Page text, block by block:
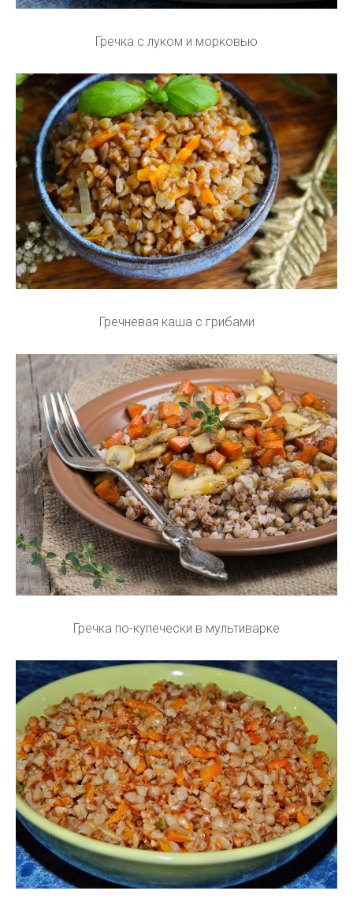
Гречка с луком и морковью
Гречневая каша с грибами
Гречка по-купечески в мультиварке